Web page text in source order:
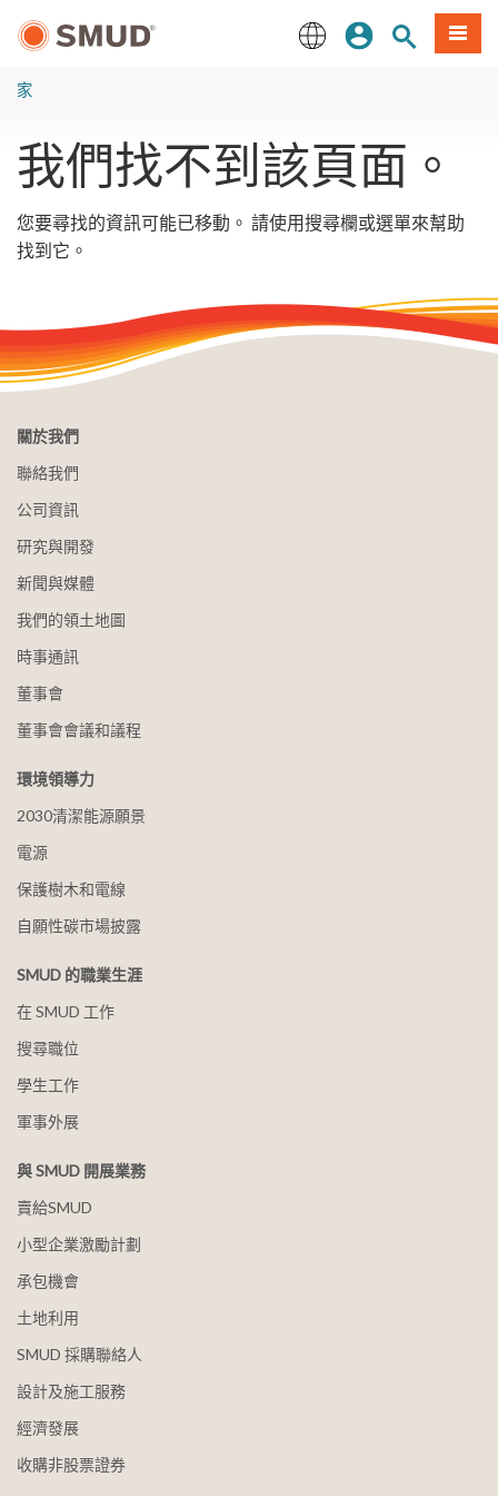
登入站內搜尋
選單
家
我們找不到該頁面。
您要尋找的資訊可能已移動。 請使用搜尋欄或選單來幫助
找到它。
關於我們
聯絡我們
公司資訊
研究與開發
新聞與媒體
我們的領土地圖
時事通訊
董事會
董事會會議和議程
環境領導力
2030清潔能源願景
電源
保護樹木和電線
自願性碳市場披露
SMUD 的職業生涯
在 SMUD 工作
搜尋職位
學生工作
軍事外展
與 SMUD 開展業務
賣給SMUD
小型企業激勵計劃
承包機會
土地利用
SMUD 採購聯絡人
設計及施工服務
經濟發展
收購非股票證券